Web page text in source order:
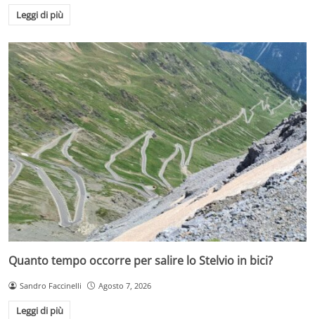
Leggi di più
Quanto tempo occorre per salire lo Stelvio in bici?
Sandro Faccinelli Agosto 7, 2026
Leggi di più